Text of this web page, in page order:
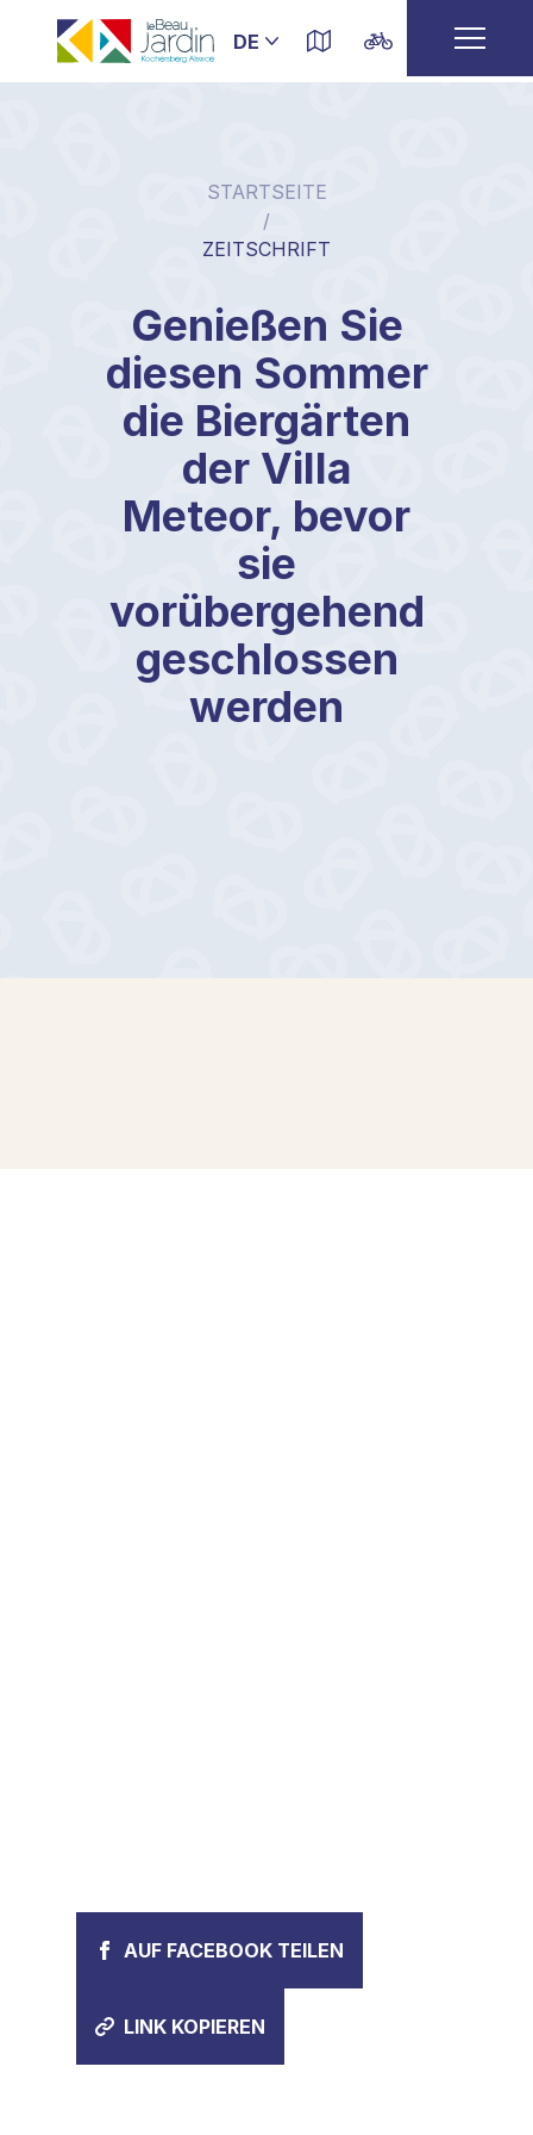
STARTSEITE
/
ZEITSCHRIFT
Genießen Sie
diesen Sommer
die Biergärten
der Villa
Meteor, bevor
sie
vorübergehend
geschlossen
werden
AUF FACEBOOK TEILEN
LINK KOPIEREN